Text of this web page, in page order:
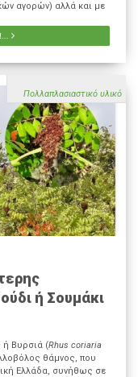
αγορών) αλλά και με
Πολλαπλασιαστικό υλικό
ή Σουμάκι
ή Βυρσιά (Rhus coriaria
θάμνος, που
Ελλάδα, συνήθως σε